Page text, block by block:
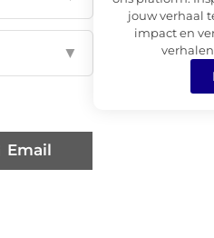
▼
Email
jouw verhaal
impact en